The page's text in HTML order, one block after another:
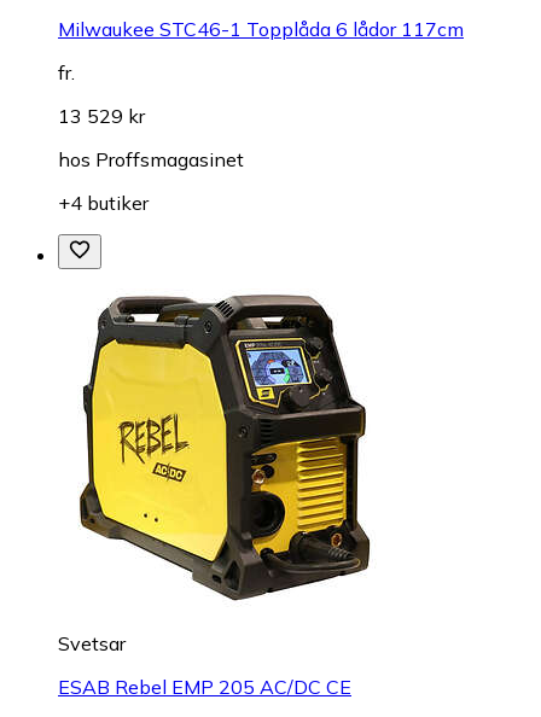
Milwaukee STC46-1 Topplåda 6 lådor 117cm
fr.
13 529 kr
hos Proffsmagasinet
+4 butiker
Svetsar
ESAB Rebel EMP 205 AC/DC CE